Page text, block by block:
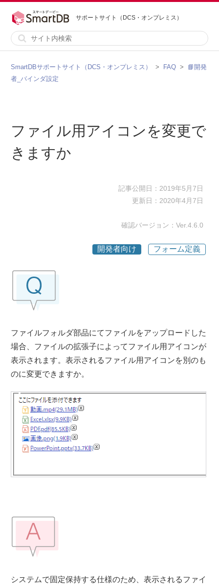
サポートサイト（DCS・オンプレミス）
SmartDBサポートサイト（DCS・オンプレミス） FAQ
📘開発
者_バインダ設定
ファイル用アイコンを変更で
きますか
記事公開日：2019年5月7日
更新日：2020年4月7日
確認バージョン：Ver.4.6.0
開発者向け フォーム定義
ファイルフォルダ部品にてファイルをアップロードした
場合、ファイルの拡張子によってファイル用アイコンが
表示されます。表示されるファイル用アイコンを別のも
のに変更できますか。
システムで固定保持する仕様のため、表示されるファイ